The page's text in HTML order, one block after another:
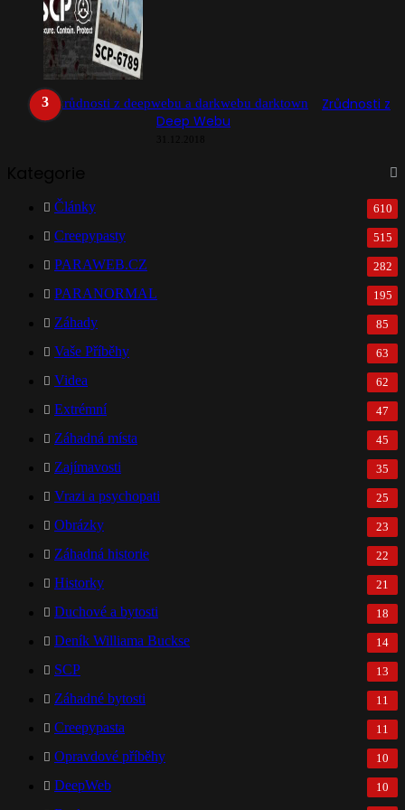
Zrůdnosti z
Deep Webu
Články 610
Creepypasty 515
PARAWEB.CZ 282
PARANORMAL 195
Záhady 85
Vaše Příběhy 63
Videa 62
Extrémní 47
Záhadná místa 45
Zajímavosti 35
Vrazi a psychopati 25
Obrázky 23
Záhadná historie 22
Historky 21
Duchové a bytosti 18
Deník Williama Buckse 14
SCP 13
Záhadné bytosti 11
Creepypasta 11
Opravdové příběhy 10
DeepWeb 10